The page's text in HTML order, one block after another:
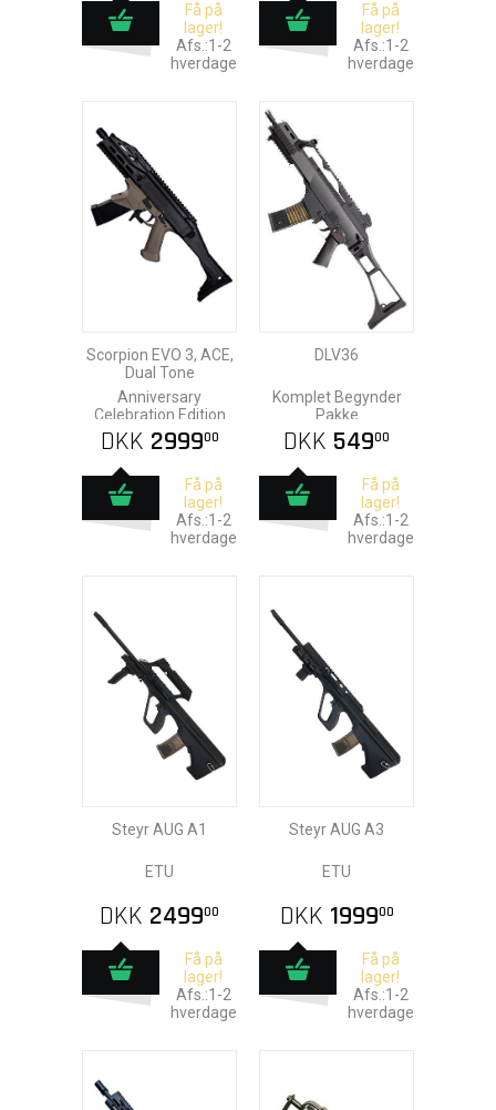
Få på
lager!
Afs.:1-2
hverdage
Få på
lager!
Afs.:1-2
hverdage
Scorpion EVO 3, ACE,
Dual Tone
Anniversary
Celebration Edition
DKK 299900
Få på
lager!
Afs.:1-2
hverdage
DLV36
Komplet Begynder
Pakke
DKK 54900
Få på
lager!
Afs.:1-2
hverdage
Steyr AUG A1
ETU
DKK 249900
Få på
lager!
Afs.:1-2
hverdage
Steyr AUG A3
ETU
DKK 199900
Få på
lager!
Afs.:1-2
hverdage